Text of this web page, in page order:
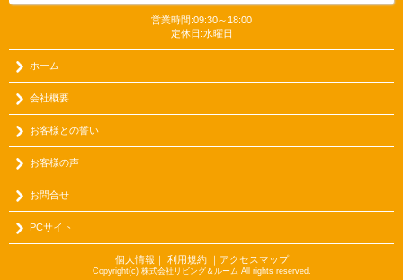
営業時間:09:30～18:00
定休日:水曜日
ホーム
会社概要
お客様との誓い
お客様の声
お問合せ
PCサイト
個人情報 利用規約｜ アクセスマップ
Copyright(c) 株式会社リビング＆ルーム All rights reserved.